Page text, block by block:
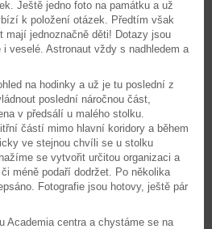
Ještě jedno foto na památku a už
k položení otázek. Předtím však
mají jednoznačně děti! Dotazy jsou
veselé. Astronaut vždy s nadhledem a
na hodinky a už je tu poslední z
poslední náročnou část,
v předsálí u malého stolku.
částí mimo hlavní koridory a během
ve stejnou chvíli se u stolku
se vytvořit určitou organizaci a
méně podaří dodržet. Po několika
Fotografie jsou hotovy, ještě pár
Academia centra a chystáme se na